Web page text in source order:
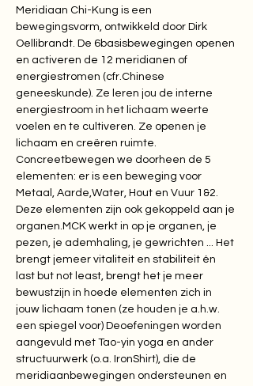
Meridiaan Chi-Kung is een
bewegingsvorm, ontwikkeld door Dirk
Oellibrandt. De 6basisbewegingen openen
en activeren de 12 meridianen of
energiestromen (cfr.Chinese
geneeskunde). Ze leren jou de interne
energiestroom in het lichaam weerte
voelen en te cultiveren. Ze openen je
lichaam en creëren ruimte.
Concreetbewegen we doorheen de 5
elementen: er is een beweging voor
Metaal, Aarde,Water, Hout en Vuur 1&2.
Deze elementen zijn ook gekoppeld aan je
organen.MCK werkt in op je organen, je
pezen, je ademhaling, je gewrichten ... Het
brengt jemeer vitaliteit en stabiliteit én
last but not least, brengt het je meer
bewustzijn in hoede elementen zich in
jouw lichaam tonen (ze houden je a.h.w.
een spiegel voor) Deoefeningen worden
aangevuld met Tao-yin yoga en ander
structuurwerk (o.a. IronShirt), die de
meridiaanbewegingen ondersteunen en